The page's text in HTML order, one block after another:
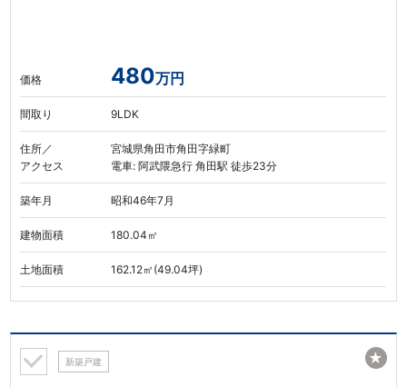
価格 480万円
間取り 9LDK
住所／
アクセス
宮城県角田市角田字緑町
電車: 阿武隈急行 角田駅 徒歩23分
築年月 昭和46年7月
建物面積 180.04㎡
土地面積 162.12㎡(49.04坪)
新築戸建 ★